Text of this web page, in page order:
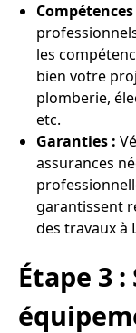
Compétences
les
bien votre
plomberie,
etc.
Garanties :
assurances
garantissent
des travaux à
Étape 3